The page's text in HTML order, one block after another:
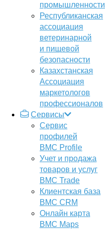
промышленности
Республиканская
ассоциация
ветеринарной
и пищевой
безопасности
Казахстанская
Ассоциация
маркетологов
профессионалов
Сервисы
Сервис
профилей
BMC Profile
Учет и продажа
товаров и услуг
BMC Trade
Клиентская база
BMC CRM
Онлайн карта
BMC Maps